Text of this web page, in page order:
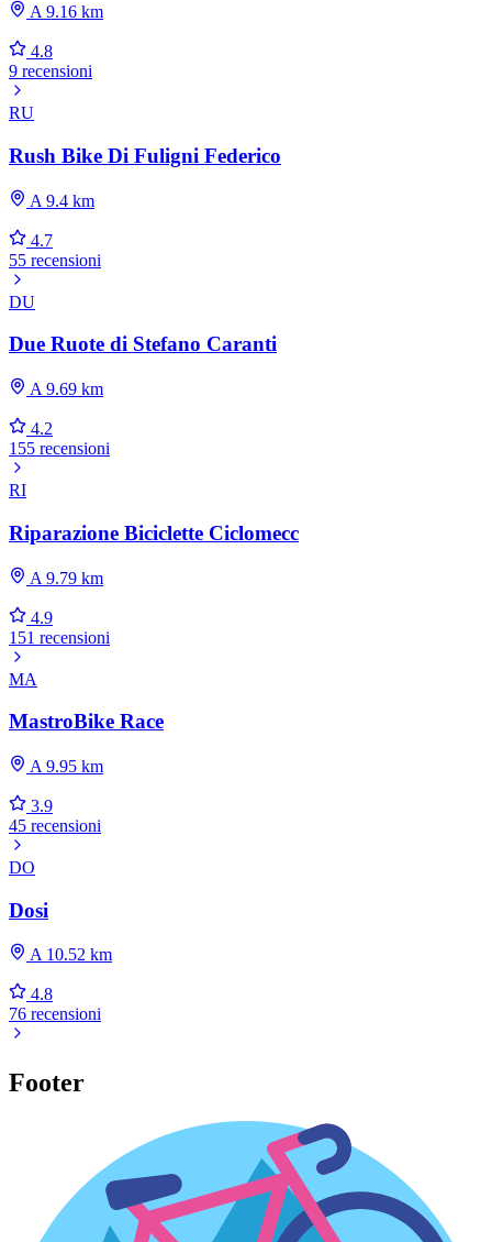
A 9.16 km
4.8
9 recensioni
RU
Rush Bike Di Fuligni Federico
A 9.4 km
4.7
55 recensioni
DU
Due Ruote di Stefano Caranti
A 9.69 km
4.2
155 recensioni
RI
Riparazione Biciclette Ciclomecc
A 9.79 km
4.9
151 recensioni
MA
MastroBike Race
A 9.95 km
3.9
45 recensioni
DO
Dosi
A 10.52 km
4.8
76 recensioni
Footer